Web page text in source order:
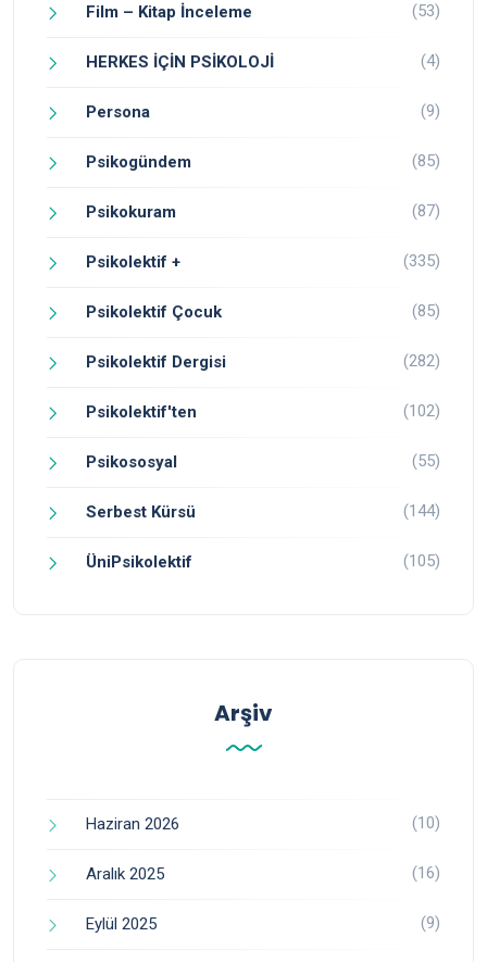
Film – Kitap İnceleme (53)
HERKES İÇİN PSİKOLOJİ (4)
Persona (9)
Psikogündem (85)
Psikokuram (87)
Psikolektif + (335)
Psikolektif Çocuk (85)
Psikolektif Dergisi (282)
Psikolektif'ten (102)
Psikososyal (55)
Serbest Kürsü (144)
ÜniPsikolektif (105)
Arşiv
Haziran 2026 (10)
Aralık 2025 (16)
Eylül 2025 (9)